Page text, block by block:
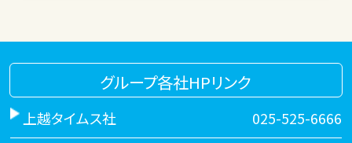
グループ各社HPリンク
上越タイムス社 025-525-6666